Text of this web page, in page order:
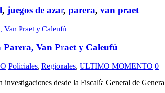
, juegos de azar, parera, van praet
Parera, Van Praet y Caleufú
Policiales, Regionales, ULTIMO MOMENTO 0
desde la Fiscalía General de